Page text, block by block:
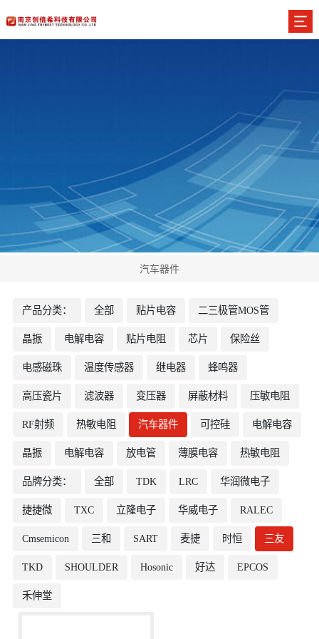
汽车器件
产品分类： 全部 贴片电容 二三极管MOS管
晶振 电解电容 贴片电阻 芯片 保险丝
电感磁珠 温度传感器 继电器 蜂鸣器
高压瓷片 滤波器 变压器 屏蔽材料 压敏电阻
RF射频 热敏电阻 汽车器件 可控硅 电解电容
晶振 电解电容 放电管 薄膜电容 热敏电阻
品牌分类： 全部 TDK LRC 华润微电子
捷捷微 TXC 立隆电子 华威电子 RALEC
Cmsemicon 三和 SART 麦捷 时恒 三友
TKD SHOULDER Hosonic 好达 EPCOS
禾伸堂